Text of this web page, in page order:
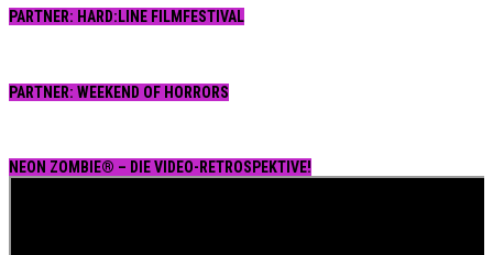
PARTNER: HARD:LINE FILMFESTIVAL
PARTNER: WEEKEND OF HORRORS
NEON ZOMBIE® – DIE VIDEO-RETROSPEKTIVE!